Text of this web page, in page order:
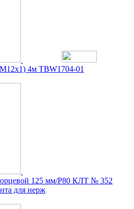
4м TBW1704-01
125 мм/P80 КЛТ № 352
для нерж